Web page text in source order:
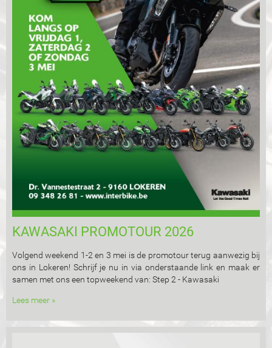
KAWASAKI PROMOTOUR 2026
Volgend weekend 1-2 en 3 mei is de promotour terug aanwezig bij
ons in Lokeren! Schrijf je nu in via onderstaande link en maak er
samen met ons een topweekend van: Step 2 - Kawasaki
Lees meer »